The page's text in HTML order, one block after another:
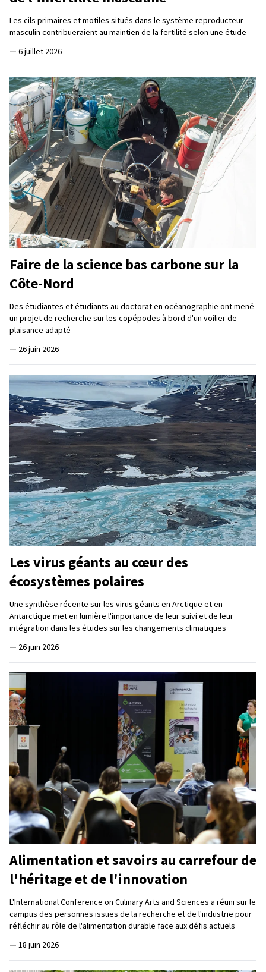
Les cils primaires et motiles situés dans le système reproducteur
masculin contribueraient au maintien de la fertilité selon une étude
— 6 juillet 2026
Faire de la science bas carbone sur la
Côte-Nord
Des étudiantes et étudiants au doctorat en océanographie ont mené
un projet de recherche sur les copépodes à bord d'un voilier de
plaisance adapté
— 26 juin 2026
Les virus géants au cœur des
écosystèmes polaires
Une synthèse récente sur les virus géants en Arctique et en
Antarctique met en lumière l'importance de leur suivi et de leur
intégration dans les études sur les changements climatiques
— 26 juin 2026
Alimentation et savoirs au carrefour de
l'héritage et de l'innovation
L'International Conference on Culinary Arts and Sciences a réuni sur le
campus des personnes issues de la recherche et de l'industrie pour
réfléchir au rôle de l'alimentation durable face aux défis actuels
— 18 juin 2026